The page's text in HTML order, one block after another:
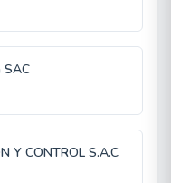
SAC
Y CONTROL S.A.C